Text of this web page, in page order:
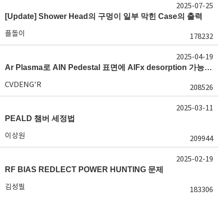
[Update] Shower Head의 구멍이 일부 막힌 Case의 출력
플돌이 178232
2025-07-25
Ar Plasma로 AlN Pedestal 표면에 AlFx desorption 가능 여부가 궁금합니다.
CVDENG'R 208526
2025-04-19
PEALD 챔버 세정법
이상원 209944
2025-03-11
RF BIAS REDLECT POWER HUNTING 문제
김성필 183306
2025-02-19